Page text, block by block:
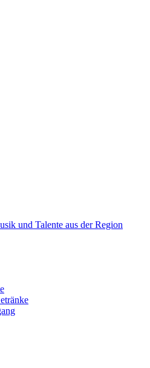
und Talente aus der Region